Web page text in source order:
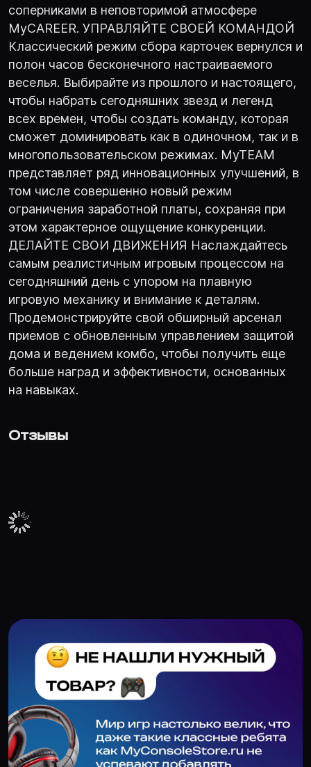
соперниками в неповторимой атмосфере
MyCAREER. УПРАВЛЯЙТЕ СВОЕЙ КОМАНДОЙ
Классический режим сбора карточек вернулся и
полон часов бесконечного настраиваемого
веселья. Выбирайте из прошлого и настоящего,
чтобы набрать сегодняшних звезд и легенд
всех времен, чтобы создать команду, которая
сможет доминировать как в одиночном, так и в
многопользовательском режимах. MyTEAM
представляет ряд инновационных улучшений, в
том числе совершенно новый режим
ограничения заработной платы, сохраняя при
этом характерное ощущение конкуренции.
ДЕЛАЙТЕ СВОИ ДВИЖЕНИЯ Наслаждайтесь
самым реалистичным игровым процессом на
сегодняшний день с упором на плавную
игровую механику и внимание к деталям.
Продемонстрируйте свой обширный арсенал
приемов с обновленным управлением защитой
дома и ведением комбо, чтобы получить еще
больше наград и эффективности, основанных
на навыках.
Отзывы